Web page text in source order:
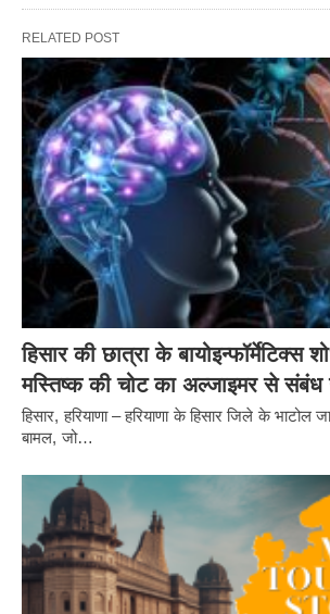
RELATED POST
हिसार की छात्रा के बायोइन्फॉर्मेटिक्स
मस्तिष्क की चोट का अल्जाइमर से
हिसार, हरियाणा – हरियाणा के हिसार जिले के भाटोल
बामल, जो…